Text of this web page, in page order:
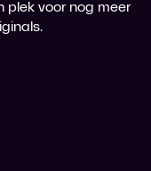
plek voor nog meer